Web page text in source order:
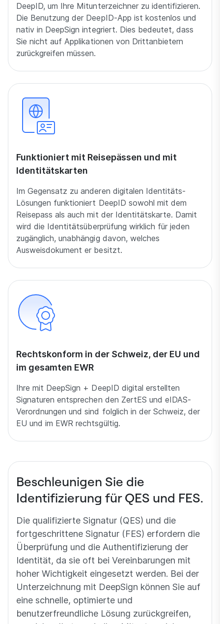
DeepID, um Ihre Mitunterzeichner zu identifizieren.
Die Benutzung der DeepID-App ist kostenlos und
nativ in DeepSign integriert. Dies bedeutet, dass
Sie nicht auf Applikationen von Drittanbietern
zurückgreifen müssen.
Funktioniert mit Reisepässen und mit
Identitätskarten
Im Gegensatz zu anderen digitalen Identitäts-
Lösungen funktioniert DeepID sowohl mit dem
Reisepass als auch mit der Identitätskarte. Damit
wird die Identitätsüberprüfung wirklich für jeden
zugänglich, unabhängig davon, welches
Ausweisdokument er besitzt.
Rechtskonform in der Schweiz, der EU und
im gesamten EWR
Ihre mit DeepSign + DeepID digital erstellten
Signaturen entsprechen den ZertES und eIDAS-
Verordnungen und sind folglich in der Schweiz, der
EU und im EWR rechtsgültig.
Beschleunigen Sie die
Identifizierung für QES und FES.
Die qualifizierte Signatur (QES) und die
fortgeschrittene Signatur (FES) erfordern die
Überprüfung und die Authentifizierung der
Identität, da sie oft bei Vereinbarungen mit
hoher Wichtigkeit eingesetzt werden. Bei der
Unterzeichnung mit DeepSign können Sie auf
eine schnelle, optimierte und
benutzerfreundliche Lösung zurückgreifen,